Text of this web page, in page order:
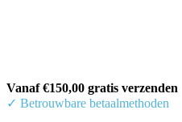
Vanaf €150,00 gratis verzenden
✓ Betrouwbare betaalmethoden